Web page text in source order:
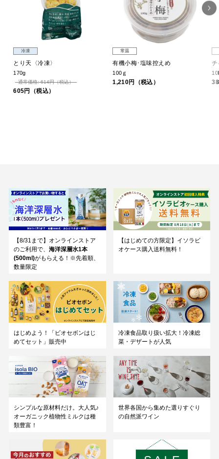
冷凍
とり天〈冷凍〉
170g
通常価格: 614円（税込）
605円（税込）
常温
有機小梅･塩味控えめ
100ｇ
1,210円（税込）
【8/31まで】オンラインストア
のご利用で、 海洋深層水1本
(500ml)がもらえる！※先着順、
数量限定
【はじめての方限定】イソラビ
オケース購入送料無料！
はじめよう！「ビオセボンはじ
めてセット」販売中
冷凍食品取り扱い拡大！冷凍総
菜・デザートが人気
シンプルな原材料だけ。大人気♪
オーガニック植物性ミルクは種
類豊富！
世界各国から集めた選りすぐり
の自然派ワイン